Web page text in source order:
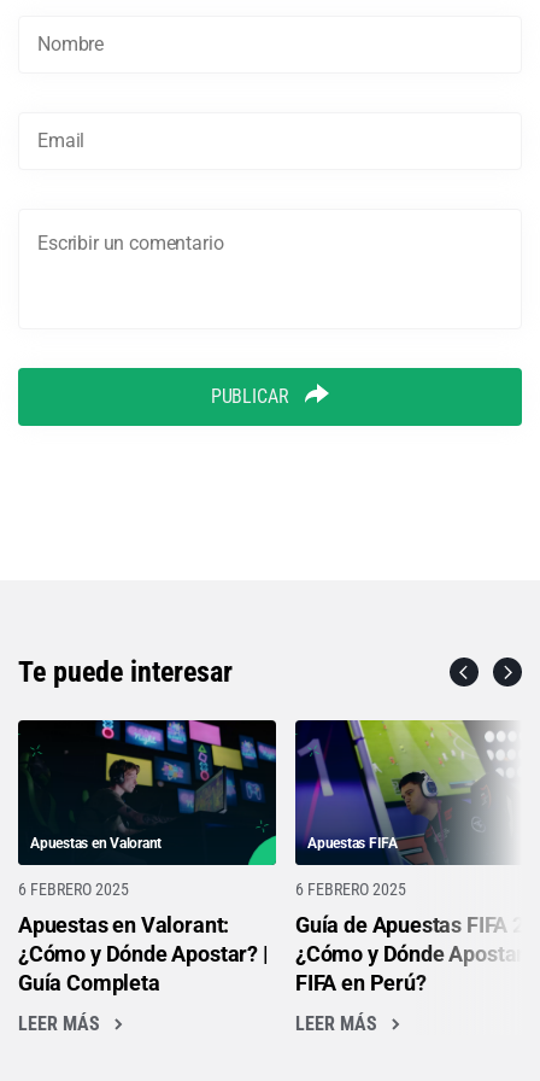
PUBLICAR
Te puede interesar
Apuestas en Valorant
6 FEBRERO 2025
Apuestas en Valorant:
¿Cómo y Dónde Apostar? |
Guía Completa
LEER MÁS
Apuestas FIFA
6 FEBRERO 2025
Guía de Apuestas FIFA
¿Cómo y Dónde Apostar
FIFA en Perú?
LEER MÁS